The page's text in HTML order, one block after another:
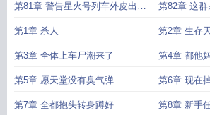
第81章 警告星火号列车外皮出现
破损
第82章 这
福星啊
第1章 杀人 第2章 生存
生存系统
第3章 全体上车尸潮来了 第4章 都他
第5章 愿天堂没有臭气弹 第6章 现在
切
第7章 全都抱头转身蹲好 第8章 新手